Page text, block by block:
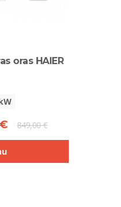
oras HAIER
849,00 €